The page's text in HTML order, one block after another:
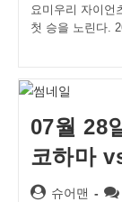
요미우리 자이언
첫 승을 노린다.
07월 28
코하마
Post슈어맨